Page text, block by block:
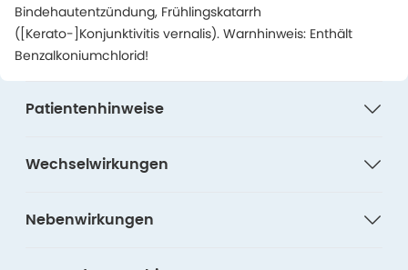
Bindehautentzündung, Frühlingskatarrh
([Kerato-]Konjunktivitis vernalis). Warnhinweis: Enthält
Benzalkoniumchlorid!
Patientenhinweise
Wechselwirkungen
Nebenwirkungen